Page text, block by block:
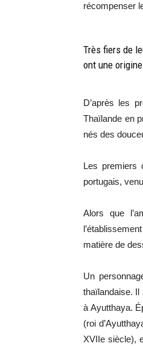
récompenser
Très fiers de
ont une
D’après les
Thaïlande en
nés des
Les premiers
portugais,
Alors que
matière de
Un
thaïlandaise. Il
à Ayutthaya.
(roi
XVIIe siècle),